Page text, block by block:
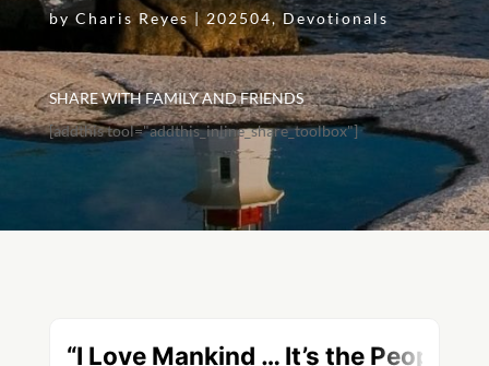
by Charis Reyes|202504,Devotionals
SHARE WITH FAMILY AND FRIENDS
[addthis tool="addthis_inline_share_toolbox"]